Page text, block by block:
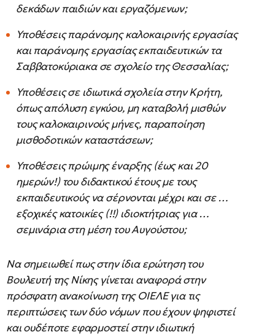
δεκάδων παιδιών και εργαζόμενων;
Υποθέσεις παράνομης καλοκαιρινής εργασίας
και παράνομης εργασίας εκπαιδευτικών τα
Σαββατοκύριακα σε σχολείο της Θεσσαλίας;
Υποθέσεις σε ιδιωτικά σχολεία στην Κρήτη,
όπως απόλυση εγκύου, μη καταβολή μισθών
τους καλοκαιρινούς μήνες, παραποίηση
μισθοδοτικών καταστάσεων;
Υποθέσεις πρώιμης έναρξης (έως και 20
ημερών!) του διδακτικού έτους με τους
εκπαιδευτικούς να σέρνονται μέχρι και σε …
εξοχικές κατοικίες (!!) ιδιοκτήτριας για …
σεμινάρια στη μέση του Αυγούστου;
Να σημειωθεί πως στην ίδια ερώτηση του
Βουλευτή της Νίκης γίνεται αναφορά στην
πρόσφατη ανακοίνωση της ΟΙΕΛΕ για τις
περιπτώσεις των δύο νόμων που έχουν ψηφιστεί
και ουδέποτε εφαρμοστεί στην ιδιωτική